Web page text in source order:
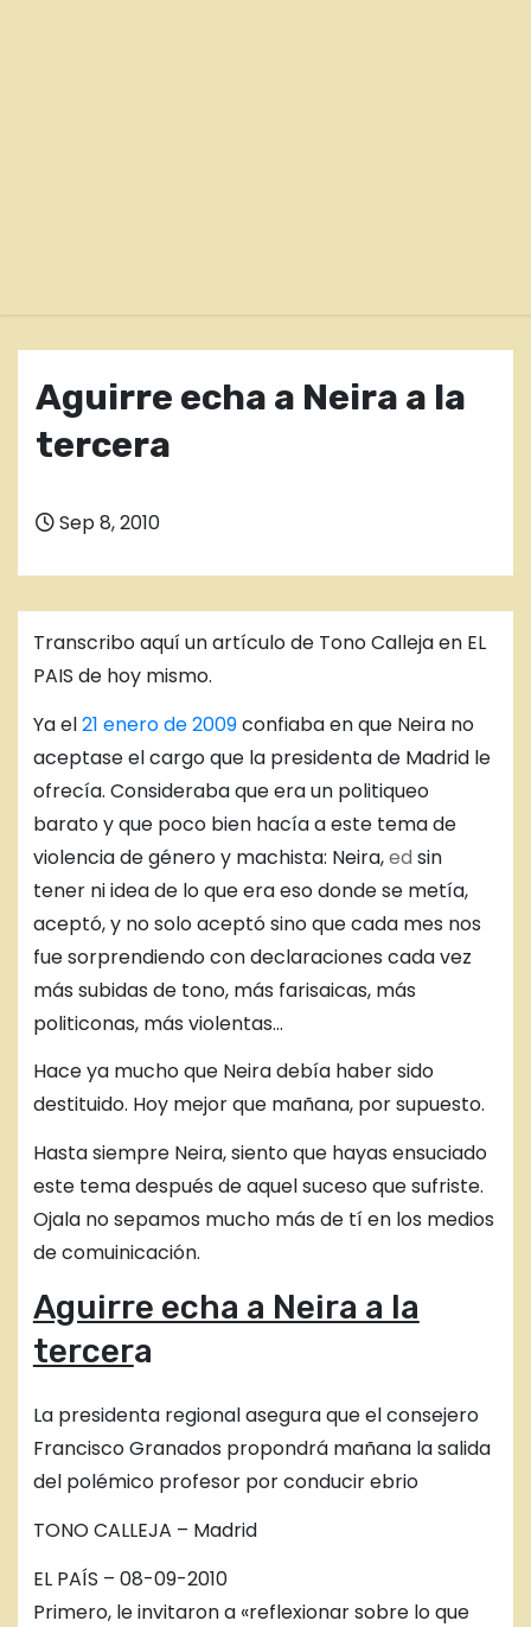
Aguirre echa a Neira a la
tercera
Sep 8, 2010
Transcribo aquí un artículo de Tono Calleja en EL
PAIS de hoy mismo.
Ya el21 enero de 2009confiaba en que Neira no
aceptase el cargo que la presidenta de Madrid le
ofrecía. Consideraba que era un politiqueo
barato y que poco bien hacía a este tema de
violencia de género y machista: Neira,ed sin
tener ni idea de lo que era eso donde se metía,
aceptó, y no solo aceptó sino que cada mes nos
fue sorprendiendo con declaraciones cada vez
más subidas de tono, más farisaicas, más
politiconas, más violentas…
Hace ya mucho que Neira debía haber sido
destituido. Hoy mejor que mañana, por supuesto.
Hasta siempre Neira, siento que hayas ensuciado
este tema después de aquel suceso que sufriste.
Ojala no sepamos mucho más de tí en los medios
de comuinicación.
Aguirre echa a Neira a la
tercera
La presidenta regional asegura que el consejero
Francisco Granados propondrá mañana la salida
del polémico profesor por conducir ebrio
TONO CALLEJA – Madrid
EL PAÍS – 08-09-2010
Primero, le invitaron a «reflexionar sobre lo que